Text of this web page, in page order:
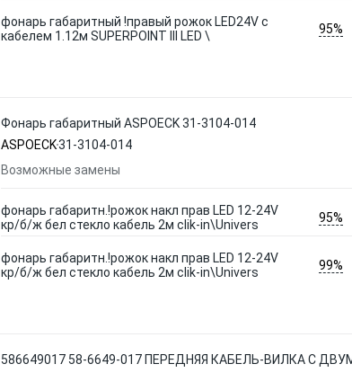
фонарь габаритный !правый рожок LED24V с
кабелем 1.12м SUPERPOINT III LED \
95%
Фонарь габаритный ASPOECK 31-3104-014
ASPOECK31-3104-014
Возможные замены
фонарь габаритн.!рожок накл прав LED 12-24V
кр/б/ж бел стекло кабель 2м clik-in\Univers
95%
фонарь габаритн.!рожок накл прав LED 12-24V
кр/б/ж бел стекло кабель 2м clik-in\Univers
99%
586649017 58-6649-017 ПЕРЕДНЯЯ КАБЕЛЬ-ВИЛКА С